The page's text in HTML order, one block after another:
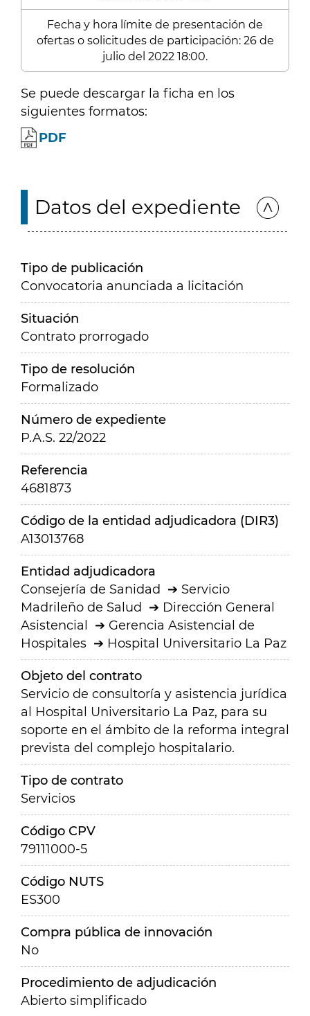
Fecha y hora límite de presentación de
ofertas o solicitudes de participación: 26 de
julio del 2022 18:00.
Se puede descargar la ficha en los
siguientes formatos:
PDF
Datos del expediente
Tipo de publicación
Convocatoria anunciada a licitación
Situación
Contrato prorrogado
Tipo de resolución
Formalizado
Número de expediente
P.A.S. 22/2022
Referencia
4681873
Código de la entidad adjudicadora (DIR3)
A13013768
Entidad adjudicadora
Consejería de Sanidad
Servicio
Madrileño de Salud
Dirección General
Asistencial
Gerencia Asistencial de
Hospitales
Hospital Universitario La Paz
Objeto del contrato
Servicio de consultoría y asistencia jurídica
al Hospital Universitario La Paz, para su
soporte en el ámbito de la reforma integral
prevista del complejo hospitalario.
Tipo de contrato
Servicios
Código CPV
79111000-5
Código NUTS
ES300
Compra pública de innovación
No
Procedimiento de adjudicación
Abierto simplificado